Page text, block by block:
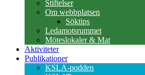
Stiftelser
Om webbplatsen
Söktips
Ledamotsrummet
Möteslokaler & Mat
Aktiviteter
Publikationer
KSLA-podden